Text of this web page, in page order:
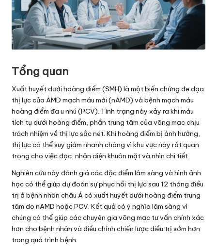
Tổng quan
Xuất huyết dưới hoàng điểm (SMH) là một biến chứng đe dọa
thị lực của AMD mạch máu mới (nAMD) và bệnh mạch máu
hoàng điểm đa u nhú (PCV). Tình trạng này xảy ra khi máu
tích tụ dưới hoàng điểm, phần trung tâm của võng mạc chịu
trách nhiệm về thị lực sắc nét. Khi hoàng điểm bị ảnh hưởng,
thị lực có thể suy giảm nhanh chóng vì khu vực này rất quan
trọng cho việc đọc, nhận diện khuôn mặt và nhìn chi tiết.
Nghiên cứu này đánh giá các đặc điểm lâm sàng và hình ảnh
học có thể giúp dự đoán sự phục hồi thị lực sau 12 tháng điều
trị ở bệnh nhân châu Á có xuất huyết dưới hoàng điểm trung
tâm do nAMD hoặc PCV. Kết quả có ý nghĩa lâm sàng vì
chúng có thể giúp các chuyên gia võng mạc tư vấn chính xác
hơn cho bệnh nhân và điều chỉnh chiến lược điều trị sớm hơn
trong quá trình bệnh.